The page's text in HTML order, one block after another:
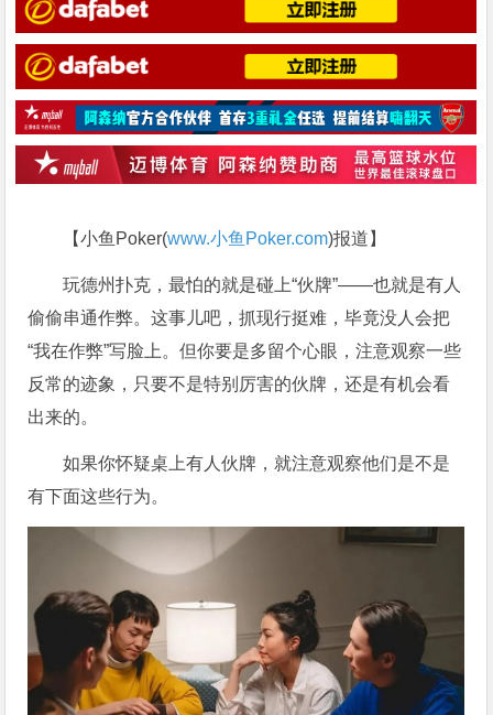
【小鱼Poker(www.小鱼Poker.com)报道】
玩德州扑克，最怕的就是碰上“伙牌”——也就是有人
偷偷串通作弊。这事儿吧，抓现行挺难，毕竟没人会把
“我在作弊”写脸上。但你要是多留个心眼，注意观察一些
反常的迹象，只要不是特别厉害的伙牌，还是有机会看
出来的。
如果你怀疑桌上有人伙牌，就注意观察他们是不是
有下面这些行为。